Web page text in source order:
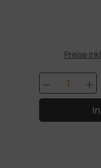
Preise
Produkt